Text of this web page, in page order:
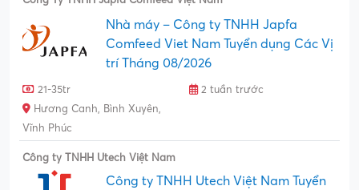
Nhà máy – Công ty TNHH Japfa
Comfeed Viet Nam Tuyển dụng Các Vị
trí Tháng 08/2026
21-35tr
2 tuần trước
Hương Canh, Bình Xuyên,
Vĩnh Phúc
Công ty TNHH Utech Việt Nam
Công ty TNHH Utech Việt Nam Tuyển